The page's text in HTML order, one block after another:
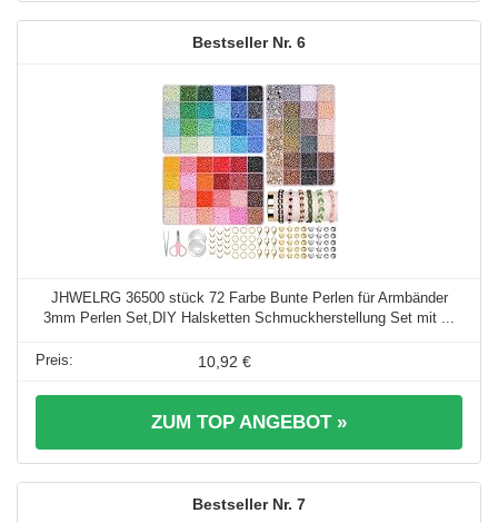
6
JHWELRG 36500 stück 72 Farbe Bunte Perlen für Armbänder
3mm Perlen Set,DIY Halsketten Schmuckherstellung Set mit ...
10,92 €
ZUM TOP ANGEBOT »
7